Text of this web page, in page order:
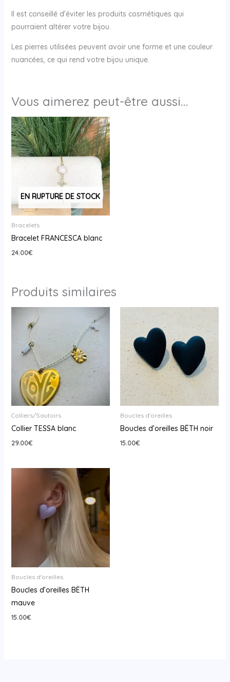
Il est conseillé d’éviter les produits cosmétiques qui
pourraient altérer votre bijou.
Les pierres utilisées peuvent avoir une forme et une couleur
nuancées, ce qui rend votre bijou unique.
Vous aimerez peut-être aussi…
EN RUPTURE DE STOCK
Bracelets
Bracelet FRANCESCA blanc
24.00€
Produits similaires
Colliers/Sautoirs
Collier TESSA blanc
29.00€
Boucles d'oreilles
Boucles d’oreilles BËTH noir
15.00€
Boucles d'oreilles
Boucles d’oreilles BËTH
mauve
15.00€